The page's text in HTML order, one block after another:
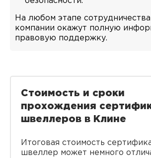
На любом этапе
компании окажут полную
правовую поддержку.
Стоимость и сроки
прохождения
швеллеров в Клине
Итоговая стоимость
швеллер может немного